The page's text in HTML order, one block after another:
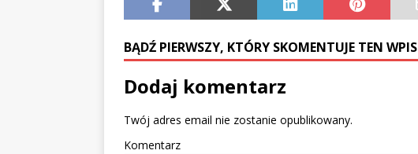
BĄDŹ PIERWSZY, KTÓRY SKOMENTUJE TEN WPIS
Dodaj komentarz
Twój adres email nie zostanie opublikowany.
Komentarz